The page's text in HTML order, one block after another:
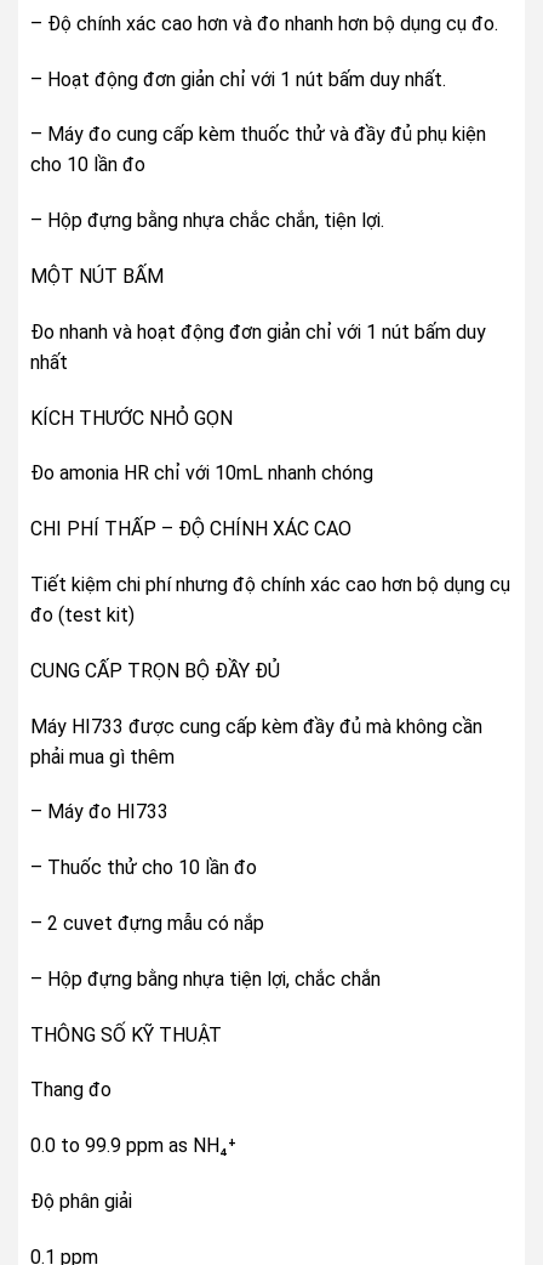
– Độ chính xác cao hơn và đo nhanh hơn bộ dụng cụ đo.
– Hoạt động đơn giản chỉ với 1 nút bấm duy nhất.
– Máy đo cung cấp kèm thuốc thử và đầy đủ phụ kiện
cho 10 lần đo
– Hộp đựng bằng nhựa chắc chắn, tiện lợi.
MỘT NÚT BẤM
Đo nhanh và hoạt động đơn giản chỉ với 1 nút bấm duy
nhất
KÍCH THƯỚC NHỎ GỌN
Đo amonia HR chỉ với 10mL nhanh chóng
CHI PHÍ THẤP – ĐỘ CHÍNH XÁC CAO
Tiết kiệm chi phí nhưng độ chính xác cao hơn bộ dụng cụ
đo (test kit)
CUNG CẤP TRỌN BỘ ĐẦY ĐỦ
Máy HI733 được cung cấp kèm đầy đủ mà không cần
phải mua gì thêm
– Máy đo HI733
– Thuốc thử cho 10 lần đo
– 2 cuvet đựng mẫu có nắp
– Hộp đựng bằng nhựa tiện lợi, chắc chắn
THÔNG SỐ KỸ THUẬT
Thang đo
0.0 to 99.9 ppm as NH₄⁺
Độ phân giải
0.1 ppm